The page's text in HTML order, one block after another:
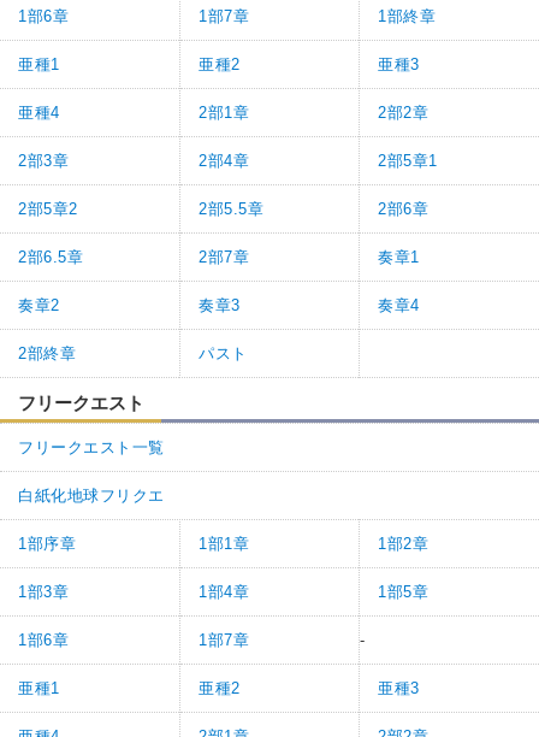
1部6章 1部7章 1部終章
亜種1 亜種2 亜種3
亜種4 2部1章 2部2章
2部3章 2部4章 2部5章1
2部5章2 2部5.5章 2部6章
2部6.5章 2部7章 奏章1
奏章2 奏章3 奏章4
2部終章 パスト
フリークエスト
フリークエスト一覧
白紙化地球フリクエ
1部序章 1部1章 1部2章
1部3章 1部4章 1部5章
1部6章 1部7章 -
亜種1 亜種2 亜種3